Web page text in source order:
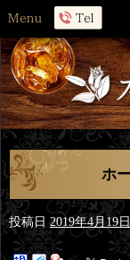
ホ
投稿日 2019年4月19日